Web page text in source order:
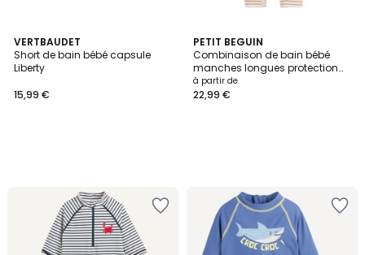
VERTBAUDET
Short de bain bébé capsule
Liberty
15,99 €
PETIT BEGUIN
Combinaison de bain bébé
manches longues protection
UV Mio
à partir de
22,99 €